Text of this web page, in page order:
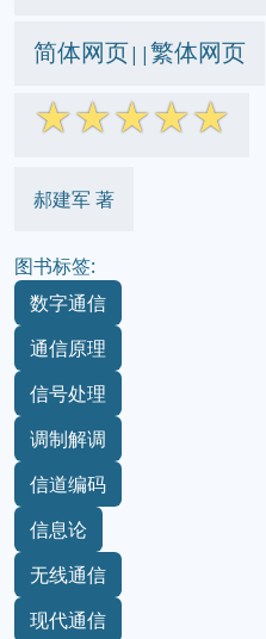
简体网页||繁体网页
☆☆☆☆☆
郝建军 著
图书标签:
数字通信
通信原理
信号处理
调制解调
信道编码
信息论
无线通信
现代通信